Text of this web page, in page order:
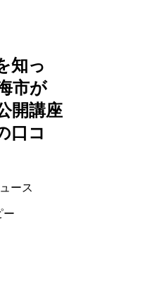
知っ
市が
開講座
口コ
ース
ー